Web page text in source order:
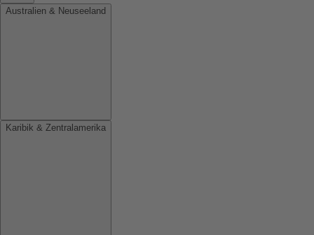
Australien & Neuseeland
Karibik & Zentralamerika